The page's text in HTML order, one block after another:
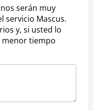
serán muy
servicio Mascus.
y, si usted lo
menor tiempo